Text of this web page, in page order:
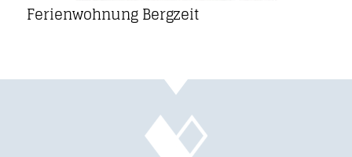
Ferienwohnung Bergzeit